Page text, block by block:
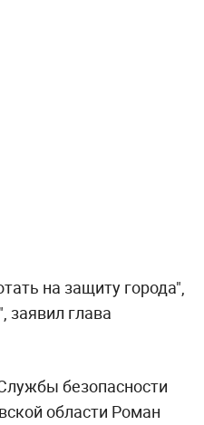
на защиту города",
заявил глава
безопасности
области Роман